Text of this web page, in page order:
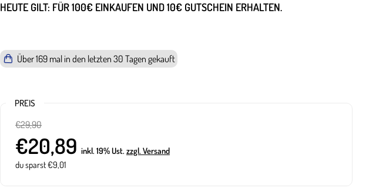
HEUTE GILT: FÜR 100€ EINKAUFEN UND 10€ GUTSCHEIN ERHALTEN.
Über169 mal in den letzten 30 Tagen gekauft
PREIS
€20,89 inkl. 19% Ust. zzgl. Versand
€29,90
du sparst €9,01